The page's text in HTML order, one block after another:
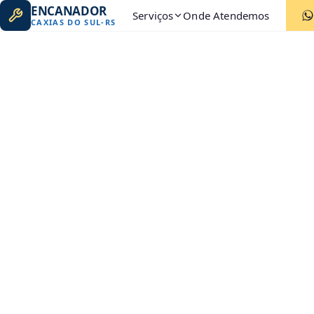
ENCANADOR
CAXIAS DO SUL- RS Serviços Onde Atendemos